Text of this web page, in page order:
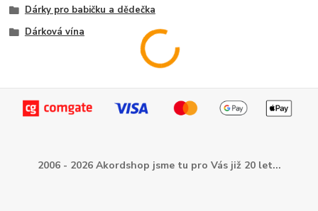
Dárky pro babičku a dědečka
Dárková vína
2006 - 2026 Akordshop jsme tu pro Vás již 20 let...